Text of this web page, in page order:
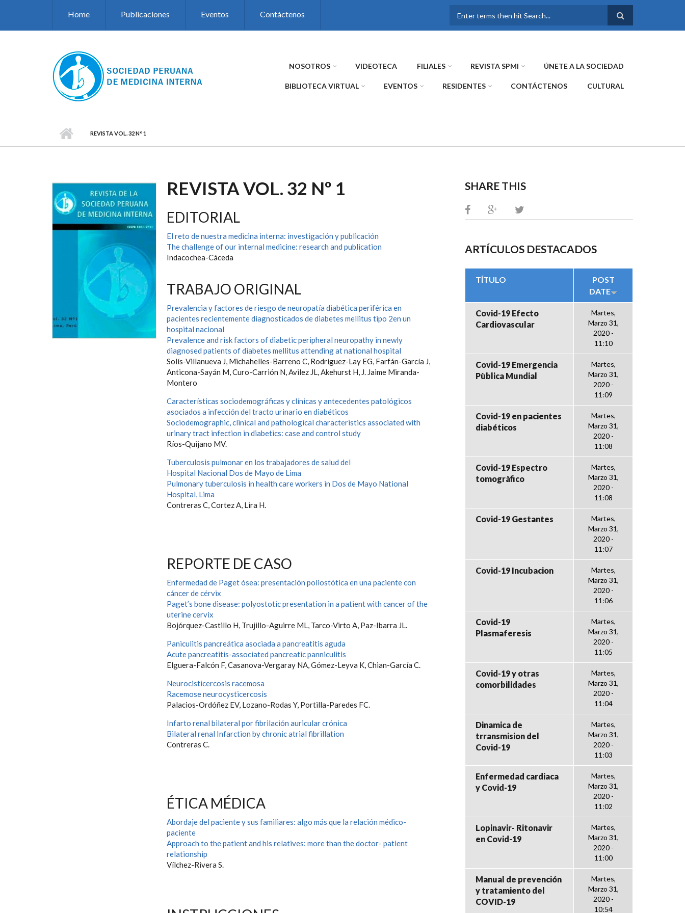
Home Publicaciones Eventos Contáctenos
FORMULARIO DE
NOSOTROS VIDEOTECA FILIALES REVISTA SPMI ÚNETE A LA SOCIEDAD
BIBLIOTECA VIRTUAL EVENTOS RESIDENTES CONTÁCTENOS CULTURAL
REVISTA VOL. 32 Nº 1
REVISTA VOL. 32 Nº 1
EDITORIAL
El reto de nuestra medicina interna: investigación y publicación
The challenge of our internal medicine: research and publication
Indacochea-Cáceda
TRABAJO ORIGINAL
Prevalencia y factores de riesgo de neuropatía diabética periférica en
pacientes recientemente diagnosticados de diabetes mellitus tipo 2en un
hospital nacional
Prevalence and risk factors of diabetic peripheral neuropathy in newly
diagnosed patients of diabetes mellitus attending at national hospital
Solís-Villanueva J, Michahelles-Barreno C, Rodríguez-Lay EG, Farfán-García J,
Anticona-Sayán M, Curo-Carrión N, Avilez JL, Akehurst H, J. Jaime Miranda-
Montero
Características sociodemográficas y clínicas y antecedentes patológicos
asociados a infección del tracto urinario en diabéticos
Sociodemographic, clinical and pathological characteristics associated with
urinary tract infection in diabetics: case and control study
Ríos-Quijano MV.
Tuberculosis pulmonar en los trabajadores de salud del
Hospital Nacional Dos de Mayo de Lima
Pulmonary tuberculosis in health care workers in Dos de Mayo National
Hospital, Lima
Contreras C, Cortez A, Lira H.
REPORTE DE CASO
Enfermedad de Paget ósea: presentación poliostótica en una paciente con
cáncer de cérvix
Paget’s bone disease: polyostotic presentation in a patient with cancer of the
uterine cervix
Bojórquez-Castillo H, Trujillo-Aguirre ML, Tarco-Virto A, Paz-Ibarra JL.
Paniculitis pancreática asociada a pancreatitis aguda
Acute pancreatitis-associated pancreatic panniculitis
Elguera-Falcón F, Casanova-Vergaray NA, Gómez-Leyva K, Chian-García C.
Neurocisticercosis racemosa
Racemose neurocysticercosis
Palacios-Ordóñez EV, Lozano-Rodas Y, Portilla-Paredes FC.
Infarto renal bilateral por fibrilación auricular crónica
Bilateral renal Infarction by chronic atrial fibrillation
Contreras C.
ÉTICA MÉDICA
Abordaje del paciente y sus familiares: algo más que la relación médico-
paciente
Approach to the patient and his relatives: more than the doctor- patient
relationship
Vílchez-Rivera S.
SHARE THIS
ARTÍCULOS DESTACADOS
TÍTULO
POST
DATE
Covid-19 Efecto
Cardiovascular
Martes,
Marzo 31,
2020 -
11:10
Covid-19 Emergencia
Pùblica Mundial
Martes,
Marzo 31,
2020 -
11:09
Covid-19 en pacientes
diabéticos
Martes,
Marzo 31,
2020 -
11:08
Covid-19 Espectro
tomogràfico
Martes,
Marzo 31,
2020 -
11:08
Covid-19 Gestantes
Martes,
Marzo 31,
2020 -
11:07
Covid-19 Incubacion
Martes,
Marzo 31,
2020 -
11:06
Covid-19
Plasmaferesis
Martes,
Marzo 31,
2020 -
11:05
Covid-19 y otras
comorbilidades
Martes,
Marzo 31,
2020 -
11:04
Dinamica de
trransmision del
Covid-19
Martes,
Marzo 31,
2020 -
11:03
Enfermedad cardiaca
y Covid-19
Martes,
Marzo 31,
2020 -
11:02
Lopinavir- Ritonavir
en Covid-19
Martes,
Marzo 31,
2020 -
11:00
Manual de prevención
y tratamiento del
COVID-19
Martes,
Marzo 31,
2020 -
10:54